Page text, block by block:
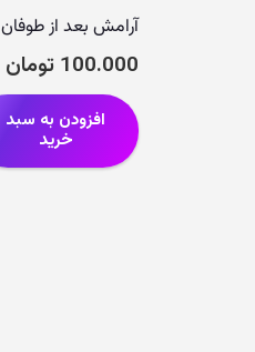
آرامش بعد از طوفان
100.000 تومان
افزودن به سبد
خرید